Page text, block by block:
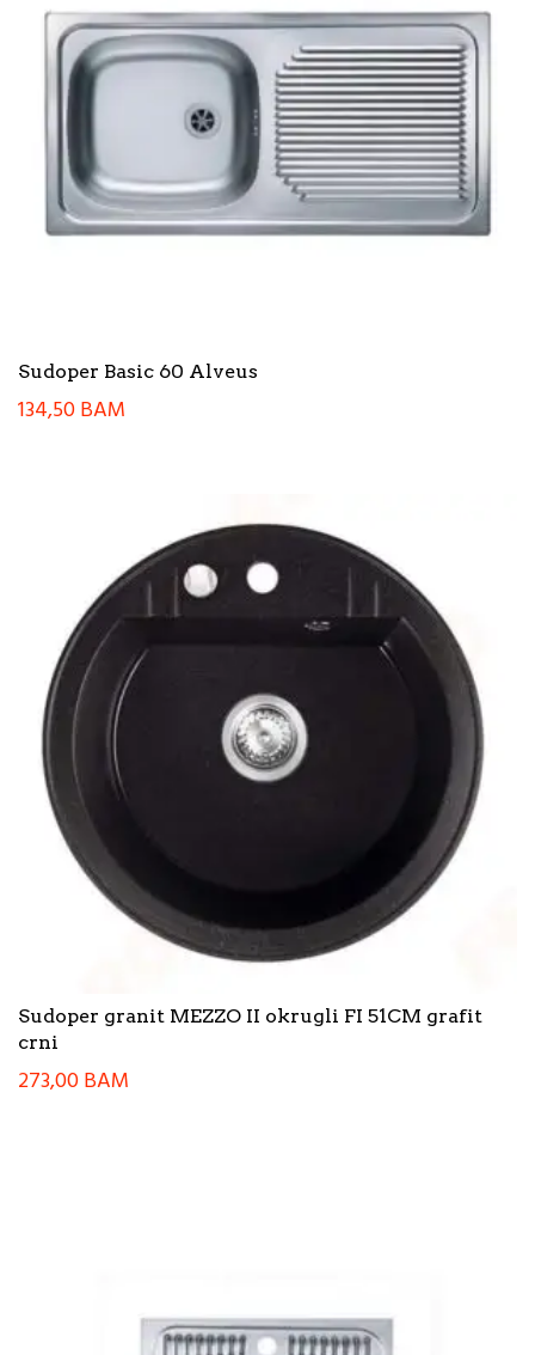
Sudoper Basic 60 Alveus
134,50BAM
Sudoper granit MEZZO II okrugli FI 51CM grafit
crni
273,00BAM